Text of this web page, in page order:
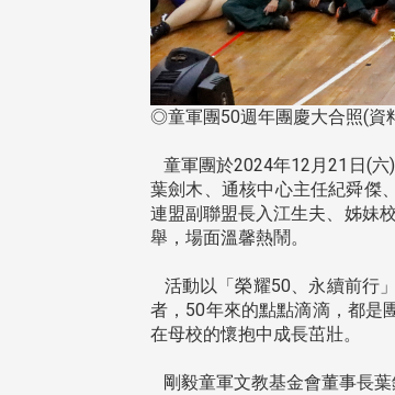
◎童軍團50週年團慶大合照(資
童軍團於2024年12月21日(
葉劍木、通核中心主任紀舜傑
連盟副聯盟長入江生夫、姊妹
舉，場面溫馨熱鬧。
活動以「榮耀50、永續前行
者，50年來的點點滴滴，都是
在母校的懷抱中成長茁壯。
剛毅童軍文教基金會董事長